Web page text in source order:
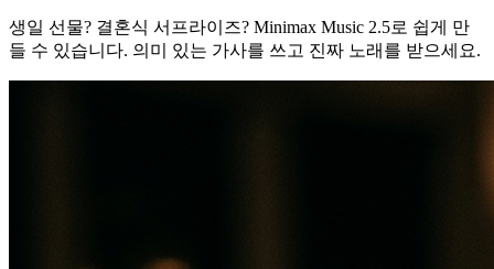
생일 선물? 결혼식 서프라이즈? Minimax Music 2.5로 쉽게 만
들 수 있습니다. 의미 있는 가사를 쓰고 진짜 노래를 받으세요.